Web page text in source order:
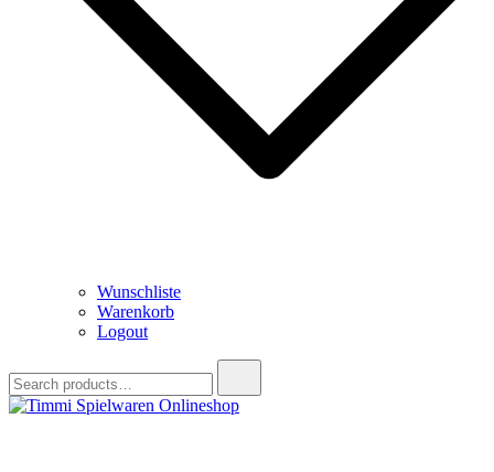
Wunschliste
Warenkorb
Logout
for: